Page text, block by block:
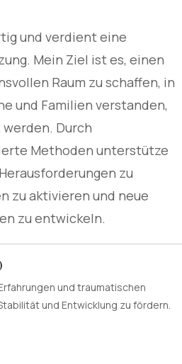
und verdient eine
Mein Ziel ist es, einen
Raum zu schaffen, in
und Familien verstanden,
Durch
Methoden unterstütze
zu
zu aktivieren und neue
zu entwickeln.
und traumatischen
und Entwicklung zu fördern.